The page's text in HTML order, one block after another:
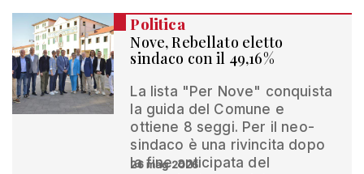
Politica
Nove, Rebellato eletto
sindaco con il 49,16%
La lista "Per Nove" conquista
la guida del Comune e
ottiene 8 seggi. Per il neo-
sindaco è una rivincita dopo
la fine anticipata del
26 mag 2026